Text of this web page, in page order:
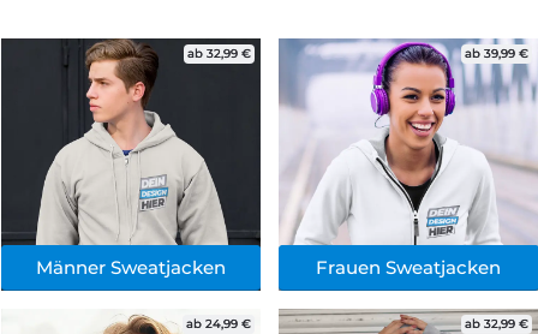
ab 32,99 €
Männer Sweatjacken
ab 24,99 € ab 32,99 €
ab 39,99 €
Frauen Sweatjacken